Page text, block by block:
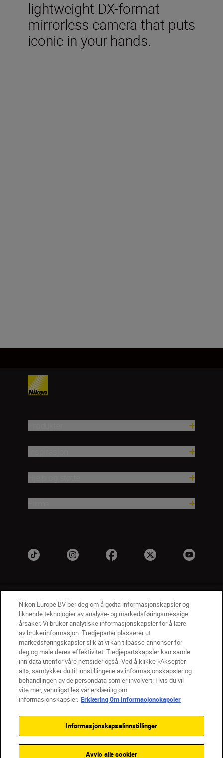
lightweight DX-format
mirrorless camera that puts
iconic in your hands.
NO Nikon Sites
Kontakt oss Personvernerklæring
Bruksvilkår
Vilkår og betingelser for Nikon Store
Erklæring Om Informasjonskapsler
Tilgjengelighet
Innstillinger for informasjonskapsler
© 2026 Nikon
Back to top
Nikon Europe BV ber deg om å godta informasjonskapsler og
liknende teknologier av analyse- og markedsføringsmessige
årsaker. Vi bruker analytiske informasjonskapsler for å lære
av brukerinformasjon. Tredjeparter plasserer ut
markedsføringskapsler slik at vi kan tilpasse annonser for
deg og måle deres effektivitet. Tredjepartskapsler kan samle
inn data utenfor våre nettsider også. Ved å klikke «Aksepter
alt», samtykker du til innstillingene av informasjonskapsler og
behandlingen av de persondata som er involvert. Hvis du vil
vite mer, vennligst les vår erklæring om
informasjonskapsler. Erklæring Om Informasjonskapsler
Informasjonskapselinnstillinger
Avvis alle cookier